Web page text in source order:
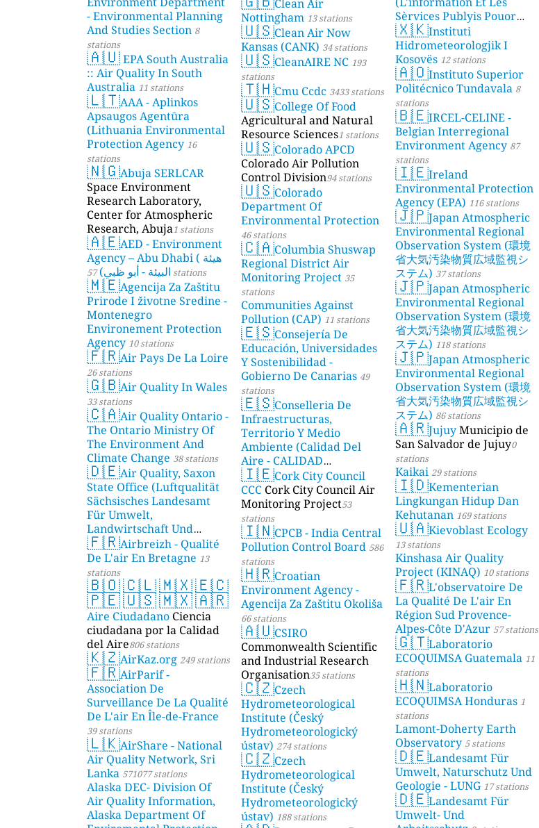
- Environmental Planning
And Studies Section 8
stations
🇦🇺EPA South Australia
:: Air Quality In South
Australia 11 stations
🇱🇹AAA - Aplinkos
Apsaugos Agentūra
(Lithuania Environmental
Protection Agency 16
stations
🇳🇬Abuja SERLCAR
Space Environment
Research Laboratory,
Center for Atmospheric
Research, Abuja1 stations
🇦🇪AED - Environment
Agency – Abu Dhabi ( هيئة
البيئة - أبو ظبي) 57 stations
🇲🇪Agencija Za Zaštitu
Prirode I životne Sredine -
Montenegro
Environement Protection
Agency 10 stations
🇫🇷Air Pays De La Loire
26 stations
🇬🇧Air Quality In Wales
33 stations
🇨🇦Air Quality Ontario -
The Ontario Ministry Of
The Environment And
Climate Change 38 stations
🇩🇪Air Quality, Saxon
State Office (Luftqualität
Sächsisches Landesamt
Für Umwelt,
Landwirtschaft Und
Geologie) 50 stations
🇫🇷Airbreizh - Qualité
De L'air En Bretagne 13
stations
🇧🇴🇨🇱🇲🇽🇪🇨
🇵🇪🇺🇸🇲🇽🇦🇷
Aire Ciudadano Ciencia
ciudadana por la Calidad
del Aire806 stations
🇰🇿AirKaz.org 249 stations
🇫🇷AirParif -
Association De
Surveillance De La Qualité
De L'air En Île-de-France
39 stations
🇱🇰AirShare - National
Air Quality Network, Sri
Lanka 571077 stations
Alaska DEC- Division Of
Air Quality Information,
Alaska Department Of
Clean Air
Nottingham 13 stations
🇺🇸Clean Air Now
Kansas (CANK) 34 stations
🇺🇸CleanAIRE NC 193
stations
🇹🇭Cmu Ccdc 3433 stations
🇺🇸College Of Food
Agricultural and Natural
Resource Sciences1 stations
🇺🇸Colorado APCD
Colorado Air Pollution
Control Division94 stations
🇺🇸Colorado
Department Of
Environmental Protection
46 stations
🇨🇦Columbia Shuswap
Regional District Air
Monitoring Project 35
stations
Communities Against
Pollution (CAP) 11 stations
🇪🇸Consejería De
Educación, Universidades
Y Sostenibilidad -
Gobierno De Canarias 49
stations
🇪🇸Conselleria De
Infraestructuras,
Territorio Y Medio
Ambiente (Calidad Del
Aire - CALIDAD
AMBIENTAL) 23 stations
🇮🇪Cork City Council
CCC Cork City Council Air
Monitoring Project53
stations
🇮🇳CPCB - India Central
Pollution Control Board 586
stations
🇭🇷Croatian
Environment Agency -
Agencija Za Zaštitu Okoliša
66 stations
🇦🇺CSIRO
Commonwealth Scientific
and Industrial Research
Organisation35 stations
🇨🇿Czech
Hydrometeorological
Institute (Český
Hydrometeorologický
ústav) 274 stations
🇨🇿Czech
Hydrometeorological
Institute (Český
Hydrometeorologický
ústav) 188 stations
Sèrvices Publyis Pouor
I'Île Dé Jèrri) 2 stations
🇽🇰Instituti
Hidrometeorologjik I
Kosovës 12 stations
🇦🇴Instituto Superior
Politécnico Tundavala 8
stations
🇧🇪IRCEL-CELINE -
Belgian Interregional
Environment Agency 87
stations
🇮🇪Ireland
Environmental Protection
Agency (EPA) 116 stations
🇯🇵Japan Atmospheric
Environmental Regional
Observation System (環境
省大気汚染物質広域監視シ
ステム) 37 stations
🇯🇵Japan Atmospheric
Environmental Regional
Observation System (環境
省大気汚染物質広域監視シ
ステム) 118 stations
🇯🇵Japan Atmospheric
Environmental Regional
Observation System (環境
省大気汚染物質広域監視シ
ステム) 86 stations
🇦🇷JujuyMunicipio de
San Salvador de Jujuy0
stations
Kaikai 29 stations
🇮🇩Kementerian
Lingkungan Hidup Dan
Kehutanan 169 stations
🇺🇦Kievoblast Ecology
13 stations
Kinshasa Air Quality
Project (KINAQ) 10 stations
🇫🇷L'observatoire De
La Qualité De L'air En
Région Sud Provence-
Alpes-Côte D'Azur 57 stations
🇬🇹Laboratorio
ECOQUIMSA Guatemala 11
stations
🇭🇳Laboratorio
ECOQUIMSA Honduras 1
stations
Lamont-Doherty Earth
Observatory 5 stations
🇩🇪Landesamt Für
Umwelt, Naturschutz Und
Geologie - LUNG 17 stations
🇩🇪Landesamt Für
Umwelt- Und